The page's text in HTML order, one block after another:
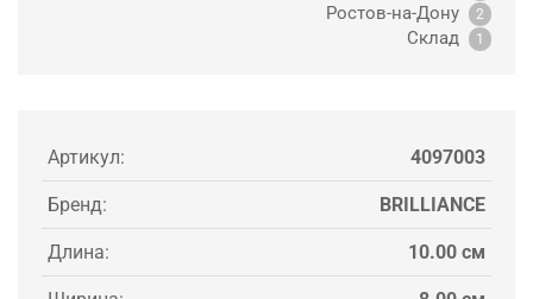
Ростов-на-Дону 2
Склад 1
Артикул: 4097003
Бренд: BRILLIANCE
Длина: 10.00 см